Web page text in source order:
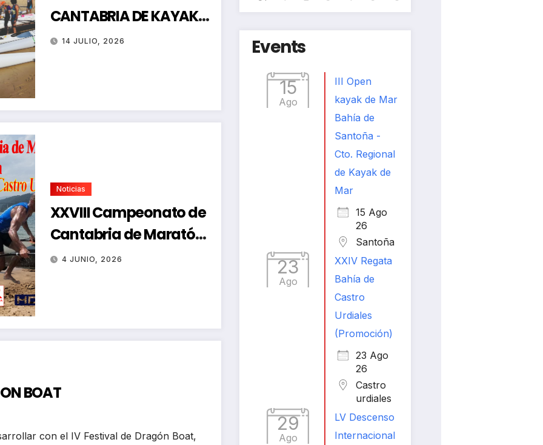
CANTABRIA DE KAYAK
DE MAR
14 JULIO, 2026
Noticias
XXVIII Campeonato de
Cantabria de Maratón-
Regata de Promoción
4 JUNIO, 2026
BOAT
con el IV Festival de Dragón Boat,
Events
15
Ago
III Open
kayak de Mar
Bahía de
Santoña -
Cto. Regional
de Kayak de
Mar
15 Ago
26
Santoña
23
Ago
XXIV Regata
Bahía de
Castro
Urdiales
(Promoción)
23 Ago
26
Castro
urdiales
29
Ago
LV Descenso
Internacional